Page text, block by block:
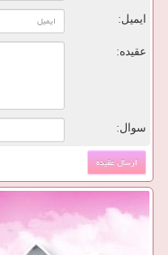
ایمیل:
عقیده:
سوال: